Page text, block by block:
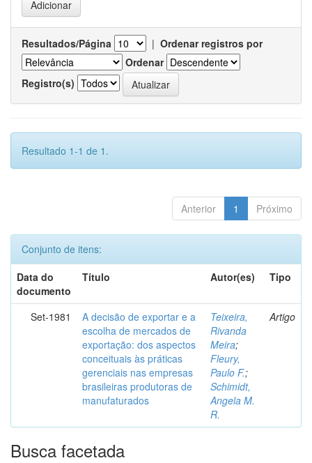
Resultados/Página | Ordenar registros por
Ordenar
Registro(s)
Resultado 1-1 de 1.
Anterior 1 Próximo
Conjunto de itens:
Data do
documento
Título Autor(es) Tipo
Set-1981
A decisão de exportar e a
escolha de mercados de
exportação: dos aspectos
conceituais às práticas
gerenciais nas empresas
brasileiras produtoras de
manufaturados
Teixeira,
Rivanda
Meira;
Fleury,
Paulo F.;
Schimidt,
Angela M.
R.
Artigo
Busca facetada